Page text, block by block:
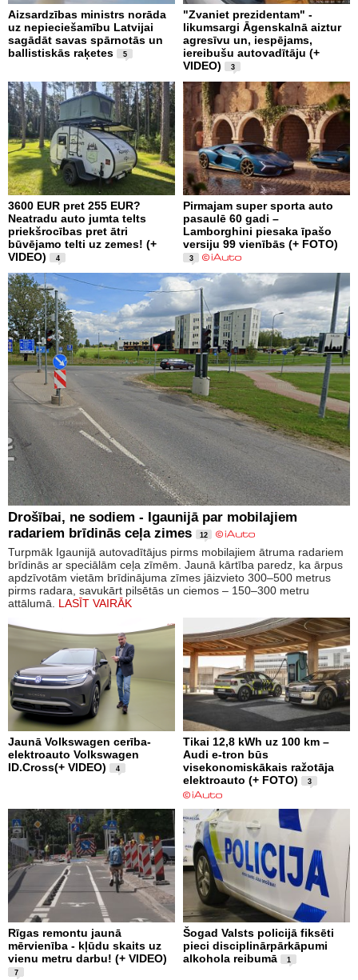
Aizsardzības ministrs norāda
uz nepieciešamību Latvijai
sagādāt savas spārnotās un
ballistiskās raķetes
5
"Zvaniet prezidentam" -
likumsargi Āgenskalnā aiztur
agresīvu un, iespējams,
iereibušu autovadītāju (+
VIDEO)
3
3600 EUR pret 255 EUR?
Neatradu auto jumta telts
priekšrocības pret ātri
būvējamo telti uz zemes! (+
VIDEO)
4
Pirmajam super sporta auto
pasaulē 60 gadi –
Lamborghini piesaka īpašo
versiju 99 vienībās (+ FOTO)
3
Drošībai, ne sodiem - Igaunijā par mobilajiem
radariem brīdinās ceļa zimes
12
Turpmāk Igaunijā autovadītājus pirms mobilajiem ātruma radariem
brīdinās ar speciālām ceļa zīmēm. Jaunā kārtība paredz, ka ārpus
apdzīvotām vietām brīdinājuma zīmes jāizvieto 300–500 metrus
pirms radara, savukārt pilsētās un ciemos – 150–300 metru
attālumā. LASĪT VAIRĀK
Jaunā Volkswagen cerība-
elektroauto Volkswagen
ID.Cross(+ VIDEO)
4
Tikai 12,8 kWh uz 100 km –
Audi e-tron būs
visekonomiskākais ražotāja
elektroauto (+ FOTO)
3
Rīgas remontu jaunā
mērvienība - kļūdu skaits uz
vienu metru darbu! (+ VIDEO)
7
Šogad Valsts policijā fiksēti
pieci disciplinārpārkāpumi
alkohola reibumā
1